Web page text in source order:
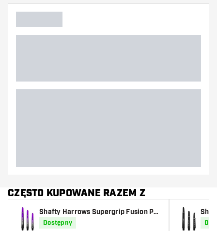
Główny kolor
CZĘSTO KUPOWANE RAZEM Z
Shafty Harrows Supergrip Fusion Pur
ple
Dostępny